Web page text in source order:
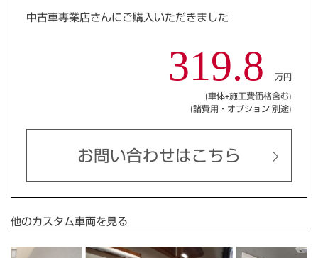
中古車専業店さんにご購入いただきました
319.8万円
(車体+施工費価格含む)
(諸費用・オプション 別途)
お問い合わせはこちら
他のカスタム車両を見る